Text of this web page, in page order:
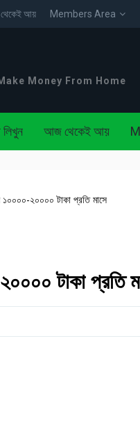
আয় Members Area
Money From Home
আজ থেকেই আয়
২০০০০ টাকা প্রতি মাসে
টাকা প্রতি